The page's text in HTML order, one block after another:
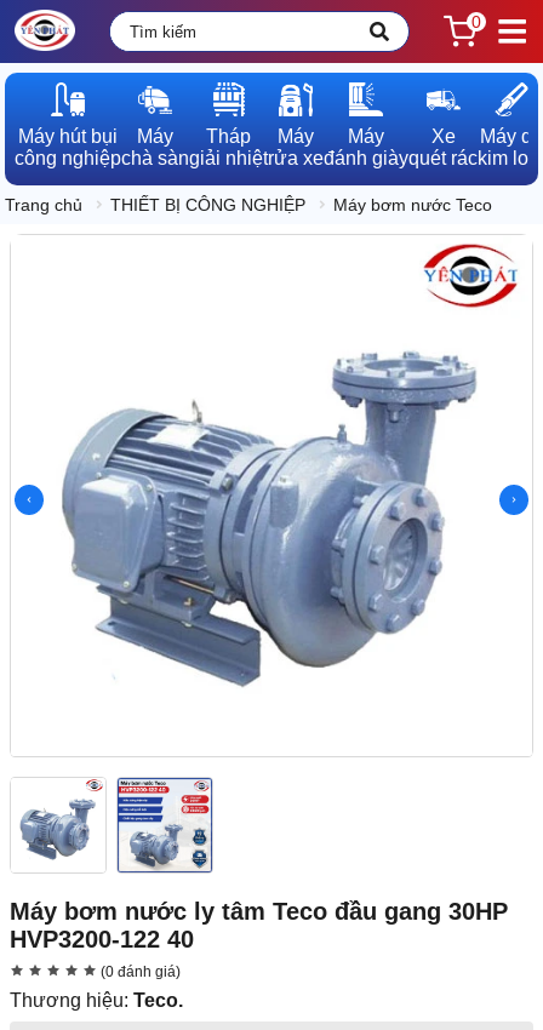
0
Máy hút bụi
công nghiệp
Máy
chà sàn
Tháp
giải nhiệt
Máy
rửa xe
Máy
đánh giày
Xe
quét rác
Máy dò
kim loại
Trang chủ THIẾT BỊ CÔNG NGHIỆP Máy bơm nước Teco
Máy bơm nước ly tâm Teco đầu gang 30HP
HVP3200-122 40
(0 đánh giá)
Thương hiệu: Teco.